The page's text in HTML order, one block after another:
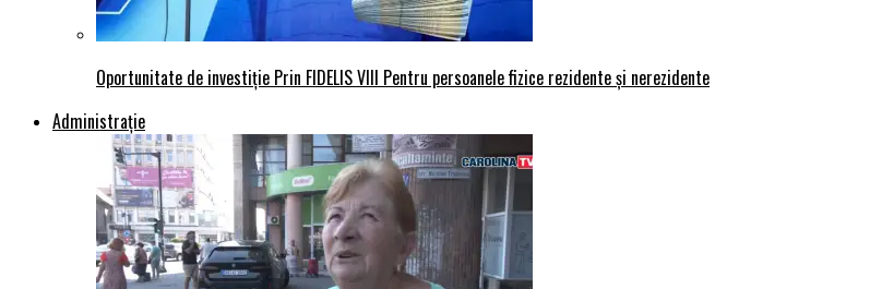
Oportunitate de investiție Prin FIDELIS VIII Pentru persoanele fizice rezidente și nerezidente
Administraţie